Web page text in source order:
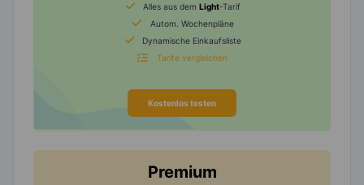
Alles aus dem Light-Tarif
Autom. Wochenpläne
Dynamische Einkaufsliste
Tarife vergleichen
Kostenlos testen
Premium